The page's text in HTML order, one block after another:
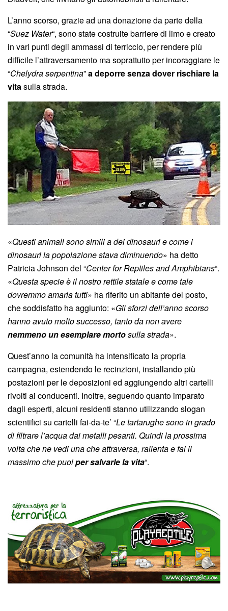
L’anno scorso, grazie ad una donazione da parte della
“Suez Water“, sono state costruite barriere di limo e creato
in vari punti degli ammassi di terriccio, per rendere più
difficile l’attraversamento ma soprattutto per incoraggiare le
“Chelydra serpentina”a deporre senza dover rischiare la
vitasulla strada.
«Questi animali sono simili a dei dinosauri e come i
dinosauri la popolazione stava diminuendo» ha detto
Patricia Johnson del “Center for Reptiles and Amphibians“.
«Questa specie è il nostro rettile statale e come tale
dovremmo amarla tutti» ha riferito un abitante del posto,
che soddisfatto ha aggiunto: «Gli sforzi dell’anno scorso
hanno avuto molto successo, tanto da non avere
nemmeno un esemplare mortosulla strada».
Quest’anno la comunità ha intensificato la propria
campagna, estendendo le recinzioni, installando più
postazioni per le deposizioni ed aggiungendo altri cartelli
rivolti ai conducenti. Inoltre, seguendo quanto imparato
dagli esperti, alcuni residenti stanno utilizzando slogan
scientifici su cartelli fai-da-te’ “Le tartarughe sono in grado
di filtrare l’acqua dai metalli pesanti. Quindi la prossima
volta che ne vedi una che attraversa, rallenta e fai il
massimo che puoiper salvarle la vita“.